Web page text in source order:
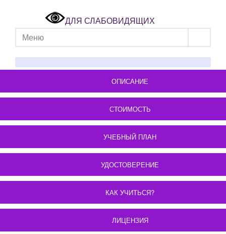
ДЛЯ СЛАБОВИДЯЩИХ
Меню
ОПИСАНИЕ
СТОИМОСТЬ
УЧЕБНЫЙ ПЛАН
УДОСТОВЕРЕНИЕ
КАК УЧИТЬСЯ?
ЛИЦЕНЗИЯ